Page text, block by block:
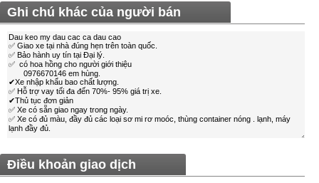
Ghi chú khác của người bán
Điều khoản giao dịch